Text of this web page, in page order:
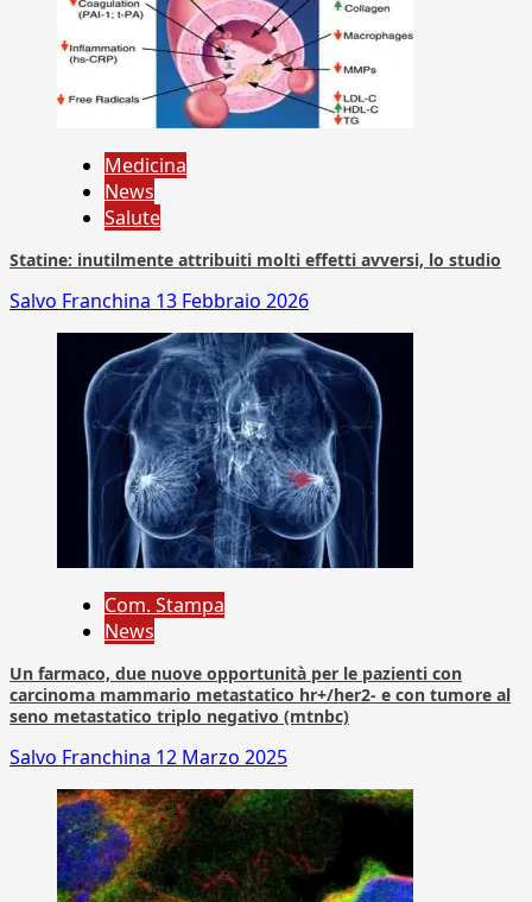
Medicina
News
Salute
Statine: inutilmente attribuiti molti effetti avversi, lo studio
Salvo Franchina 13 Febbraio 2026
Com. Stampa
News
Un farmaco, due nuove opportunità per le pazienti con
carcinoma mammario metastatico hr+/her2- e con tumore al
seno metastatico triplo negativo (mtnbc)
Salvo Franchina 12 Marzo 2025